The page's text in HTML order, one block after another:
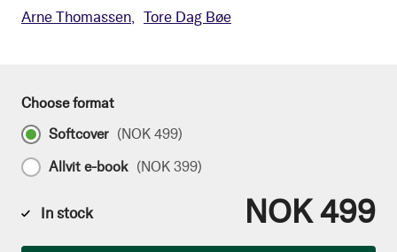
Arne Thomassen Tore Dag Bøe
Choose format
Softcover (NOK 499)
Allvit e-book (NOK 399)
In stock NOK 499